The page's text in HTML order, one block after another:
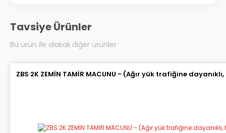
Tavsiye Ürünler
Bu ürün ile alakalı diğer ürünler
ZBS 2K ZEMİN TAMİR MACUNU - (Ağır yük trafiğine